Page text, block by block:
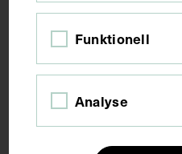
Naturforscher, in: Beilage
medizinischen
Funktionell
Analyse